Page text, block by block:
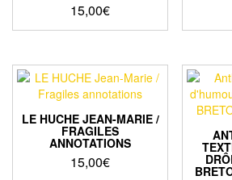
15,00€
LE HUCHE JEAN-MARIE /
FRAGILES
ANNOTATIONS
15,00€